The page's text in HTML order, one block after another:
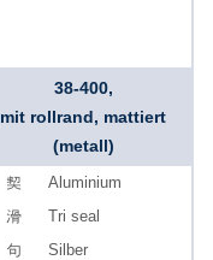
38-400,
mit rollrand, mattiert
(metall)
Aluminium
Tri seal
Silber